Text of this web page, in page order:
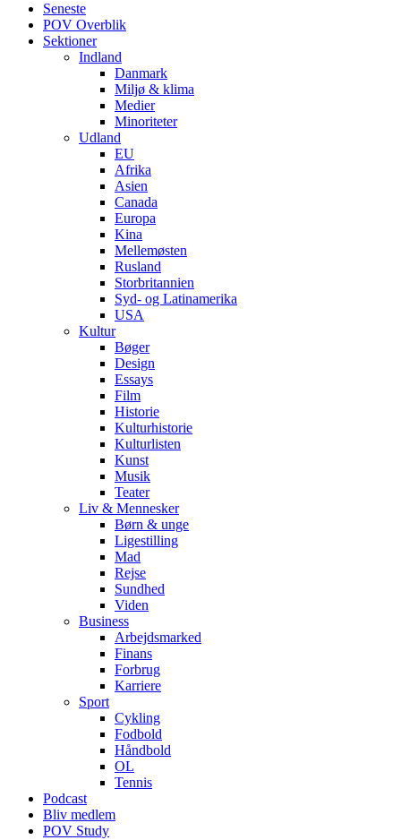
Seneste
POV Overblik
Sektioner
Indland
Danmark
Miljø & klima
Medier
Minoriteter
Udland
EU
Afrika
Asien
Canada
Europa
Kina
Mellemøsten
Rusland
Storbritannien
Syd- og Latinamerika
USA
Kultur
Bøger
Design
Essays
Film
Historie
Kulturhistorie
Kulturlisten
Kunst
Musik
Teater
Liv & Mennesker
Børn & unge
Ligestilling
Mad
Rejse
Sundhed
Viden
Business
Arbejdsmarked
Finans
Forbrug
Karriere
Sport
Cykling
Fodbold
Håndbold
OL
Tennis
Podcast
Bliv medlem
POV Study